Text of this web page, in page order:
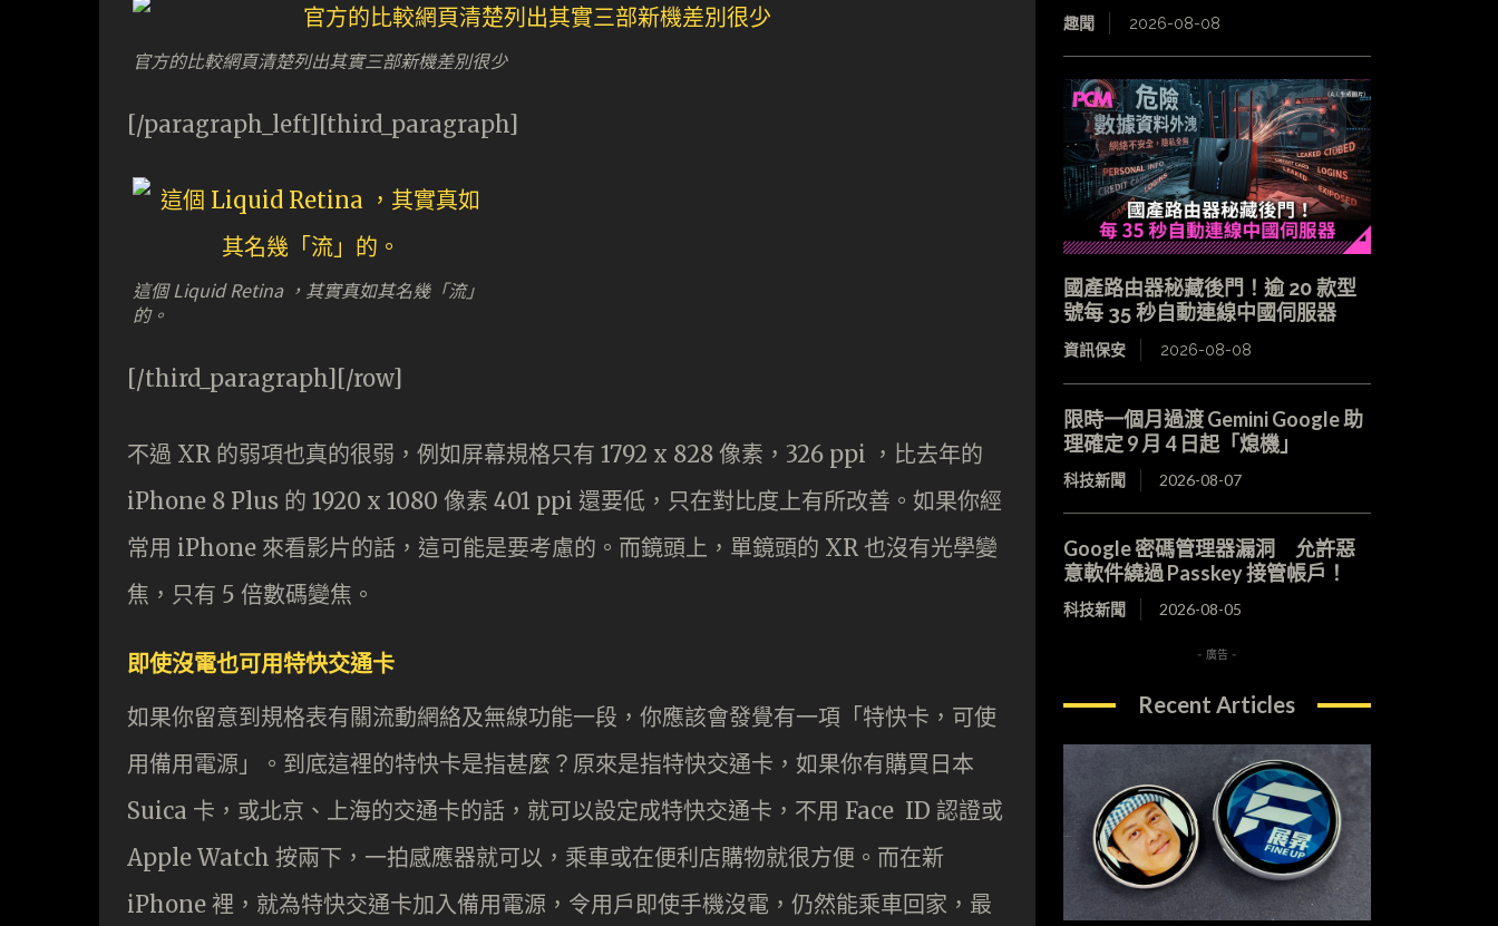
官方的比較網頁清楚列出其實三部新機差別很少
[/paragraph_left][third_paragraph]
這個 Liquid Retina ，其實真如其名幾「流」
的。
[/third_paragraph][/row]
不過 XR 的弱項也真的很弱，例如屏幕規格只有 1792 x 828 像素，326 ppi ，比去年的
iPhone 8 Plus 的 1920 x 1080 像素 401 ppi 還要低，只在對比度上有所改善。如果你經
常用 iPhone 來看影片的話，這可能是要考慮的。而鏡頭上，單鏡頭的 XR 也沒有光學變
焦，只有 5 倍數碼變焦。
即使沒電也可用特快交通卡
如果你留意到規格表有關流動網絡及無線功能一段，你應該會發覺有一項「特快卡，可使
用備用電源」。到底這裡的特快卡是指甚麼？原來是指特快交通卡，如果你有購買日本
Suica 卡，或北京、上海的交通卡的話，就可以設定成特快交通卡，不用 Face ID 認證或
Apple Watch 按兩下，一拍感應器就可以，乘車或在便利店購物就很方便。而在新
iPhone 裡，就為特快交通卡加入備用電源，令用戶即使手機沒電，仍然能乘車回家，最
趣聞 2026-08-08
國產路由器秘藏後門！逾 20 款型
號每 35 秒自動連線中國伺服器
資訊保安 2026-08-08
限時一個月過渡 Gemini Google 助
理確定 9 月 4 日起「熄機」
科技新聞 2026-08-07
Google 密碼管理器漏洞 允許惡
意軟件繞過 Passkey 接管帳戶！
科技新聞 2026-08-05
- 廣告 -
Recent Articles